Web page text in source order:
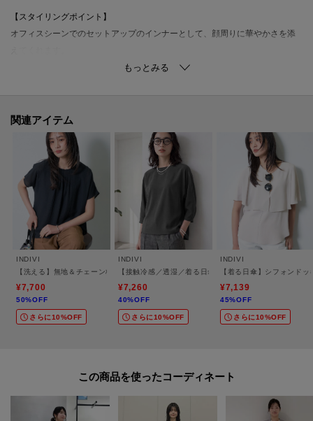
【スタイリングポイント】
オフィスシーンでのセットアップのインナーとして、顔周りに華やかさを添
ボウタイデザインは、首元に自然な立体感を生むため、ネックレスなしでも
品なスタイルにもおすすめです。
【素材ポイント】
シルキーな光沢と清涼感のある風合いが特徴のジョーゼットにマルチストラ
イプをプリントした素材になります。
透けにくい程よい肉感と、シワになりづらいイージーケア性／接触冷感性／
UVケア性を併せ持った素材になっております。
※この製品は、太陽光線中の紫外線（UV）を通しにくくします。この効果は
永久的ではありません。
-・-・-・-・-・-・-・-・-・-・-・-・-・-・-・-・-・-・-・-・-・-
オンラインサイトの各アイテムにある「♡マーク」を
クリックして簡単に追加できます！
関連アイテム
INDIVI
【洗える】無地＆チェーン柄 ギャザートップス
¥7,700
50%OFF
さらに10%OFF
INDIVI
【接触冷感／透湿／着る日傘】ドルマントップス
¥7,260
40%OFF
さらに10%OFF
INDIVI
【着る日傘】シフォンド
¥7,139
45%OFF
さらに10%OFF
この商品を使った